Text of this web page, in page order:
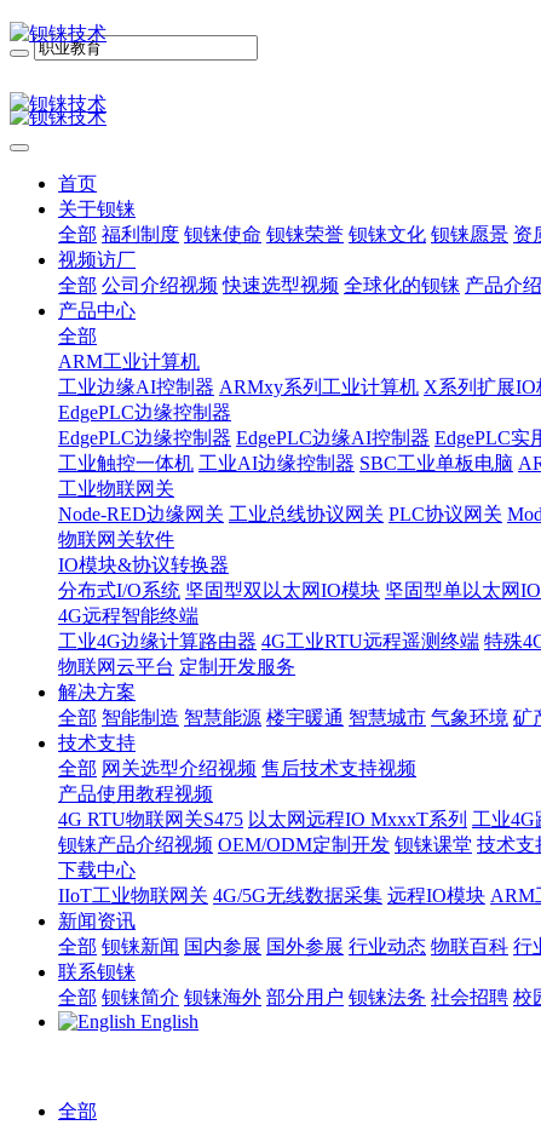
首页
关于钡铼
全部 福利制度 钡铼使命 钡铼荣誉 钡铼文化 钡铼愿景 资
视频访厂
全部 公司介绍视频 快速选型视频 全球化的钡铼 产品介
产品中心
全部
ARM工业计算机
工业边缘AI控制器 ARMxy系列工业计算机 X系列扩展IO
EdgePLC边缘控制器
EdgePLC边缘控制器 EdgePLC边缘AI控制器 EdgePLC实
工业触控一体机 工业AI边缘控制器 SBC工业单板电脑
工业物联网关
Node-RED边缘网关 工业总线协议网关 PLC协议网关
物联网关软件
IO模块&协议转换器
分布式I/O系统 坚固型双以太网IO模块 坚固型单以太网
4G远程智能终端
工业4G边缘计算路由器 4G工业RTU远程遥测终端 特殊
物联网云平台 定制开发服务
解决方案
全部 智能制造 智慧能源 楼宇暖通 智慧城市 气象环境 矿
技术支持
全部 网关选型介绍视频 售后技术支持视频
产品使用教程视频
4G RTU物联网关S475 以太网远程IO MxxxT系列 工业4G
钡铼产品介绍视频 OEM/ODM定制开发 钡铼课堂 技术支
下载中心
IIoT工业物联网关 4G/5G无线数据采集 远程IO模块 ARM
新闻资讯
全部 钡铼新闻 国内参展 国外参展 行业动态 物联百科 行
联系钡铼
全部 钡铼简介 钡铼海外 部分用户 钡铼法务 社会招聘 校
English
全部